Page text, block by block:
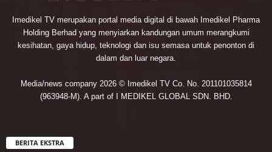
Imedikel TV merupakan portal media digital di bawah Imedikel Pharma
Holding Berhad yang menyiarkan kandungan umum merangkumi
kesihatan, gaya hidup, teknologi dan isu semasa untuk penonton di
dalam dan luar negara.
Media/news company 2026 © Imedikel TV Co. No. 201101035814
(963948-M). A part of I MEDIKEL GLOBAL SDN. BHD.
BERITA EKSTRA